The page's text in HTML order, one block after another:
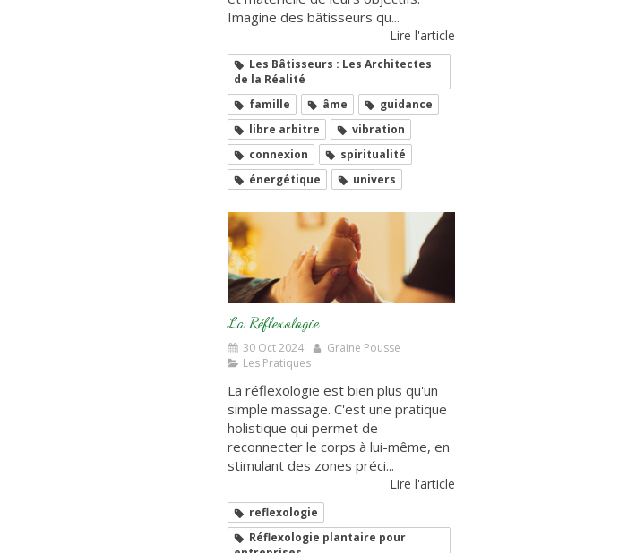
Imagine des bâtisseurs qu...
Lire l'article
Les Bâtisseurs : Les Architectes
de la Réalité
famille
âme
guidance
libre arbitre
vibration
connexion
spiritualité
énergétique
univers
La Réflexologie
30 Oct 2024
Graine Pousse
Les Pratiques
La réflexologie est bien plus qu'un
simple massage. C'est une pratique
holistique qui permet de
reconnecter le corps à lui-même, en
stimulant des zones préci...
Lire l'article
reflexologie
Réflexologie plantaire pour